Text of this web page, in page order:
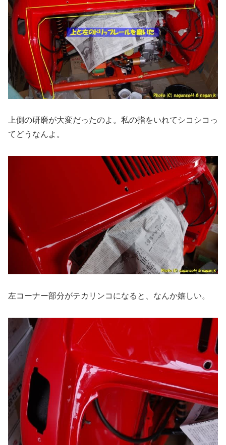
上側の研磨が大変だったのよ。私の指をいれてシコシコっ
てどうなんよ。
左コーナー部分がテカリンコになると、なんか嬉しい。